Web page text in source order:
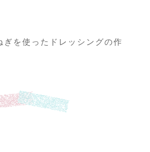
を使ったドレッシングの作